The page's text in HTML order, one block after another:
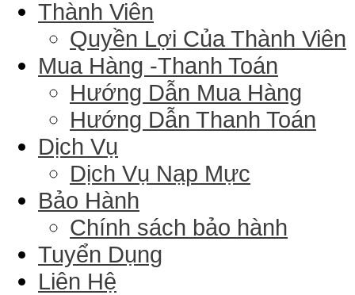
Thành Viên
Quyền Lợi Của Thành Viên
Mua Hàng -Thanh Toán
Hướng Dẫn Mua Hàng
Hướng Dẫn Thanh Toán
Dịch Vụ
Dịch Vụ Nạp Mực
Bảo Hành
Chính sách bảo hành
Tuyển Dụng
Liên Hệ